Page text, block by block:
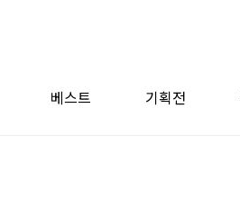
베스트 기획전